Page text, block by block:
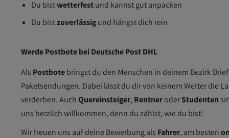
Du bistwetterfestund kannst gut anpacken
Du bistzuverlässigund hängst dich rein
Werde Postbote bei Deutsche Post DHL
Als Postbotebringst du den Menschen in deinem Bezirk
Paketsendungen. Dabei lässt du dir von keinem Wetter die
verderben. AuchQuereinsteiger, RentneroderStudenten
uns herzlich willkommen, denn du zählst, wie du bist!
Wir freuen uns auf deine Bewerbung als Fahrer, am besten